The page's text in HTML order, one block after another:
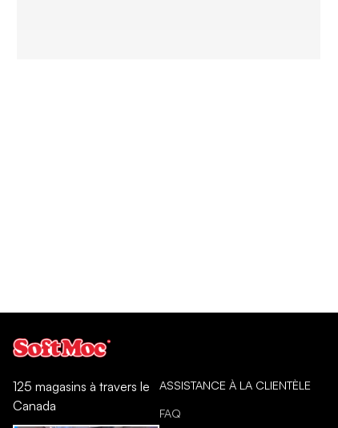
125 magasins à travers le
Canada
ASSISTANCE À LA CLIENTÈLE
FAQ